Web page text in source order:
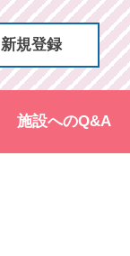
新規登録
施設へのQ&A